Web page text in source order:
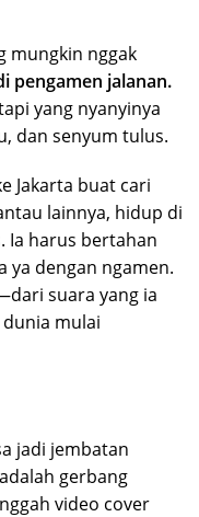
mungkin nggak
pengamen jalanan.
yang nyanyinya
dan senyum tulus.
Jakarta buat cari
lainnya, hidup di
Ia harus bertahan
ya dengan ngamen.
suara yang ia
mulai
jadi jembatan
gerbang
video cover